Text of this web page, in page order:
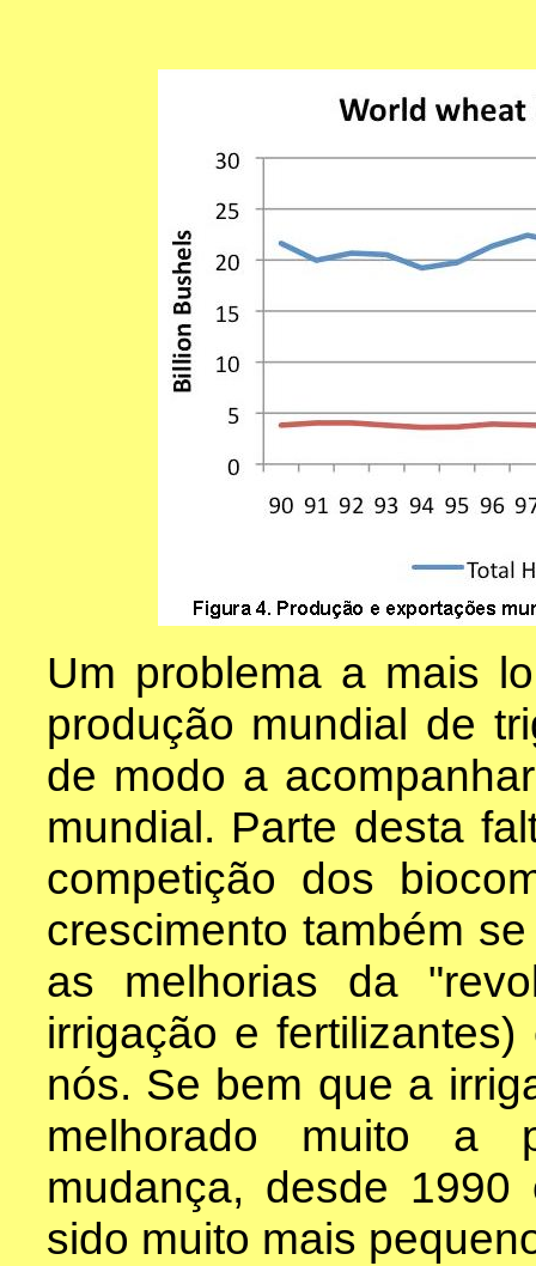
Um problema a mais
produção mundial de
de modo a
mundial. Parte desta
competição dos
crescimento também
as melhorias da
irrigação e
nós. Se bem que a
melhorado muito a
mudança, desde
sido muito mais